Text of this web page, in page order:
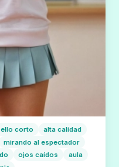
corto
alta calidad
mirando al espectador
ojos caídos
aula